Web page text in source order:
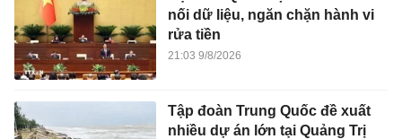
nối dữ liệu, ngăn chặn hành vi
rửa tiền
21:03 9/8/2026
Tập đoàn Trung Quốc đề xuất
nhiều dự án lớn tại Quảng Trị